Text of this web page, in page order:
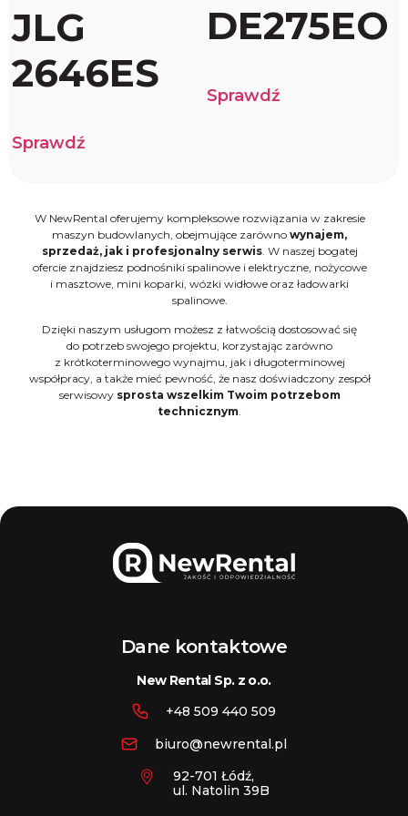
JLG
2646ES
Sprawdź
DE275EO
Sprawdź
W NewRental oferujemy kompleksowe rozwiązania w zakresie
maszyn budowlanych, obejmujące zarówno wynajem,
sprzedaż, jak i profesjonalny serwis. W naszej bogatej
ofercie znajdziesz podnośniki spalinowe i elektryczne, nożycowe
i masztowe, mini koparki, wózki widłowe oraz ładowarki
spalinowe.
Dzięki naszym usługom możesz z łatwością dostosować się
do potrzeb swojego projektu, korzystając zarówno
z krótkoterminowego wynajmu, jak i długoterminowej
współpracy, a także mieć pewność, że nasz doświadczony zespół
serwisowy sprosta wszelkim Twoim potrzebom
technicznym.
Dane kontaktowe
New Rental Sp. z o.o.
+48 509 440 509
biuro@newrental.pl
92-701 Łódź,
ul. Natolin 39B